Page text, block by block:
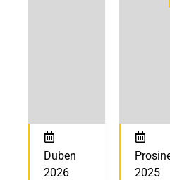
Duben
2026
2025